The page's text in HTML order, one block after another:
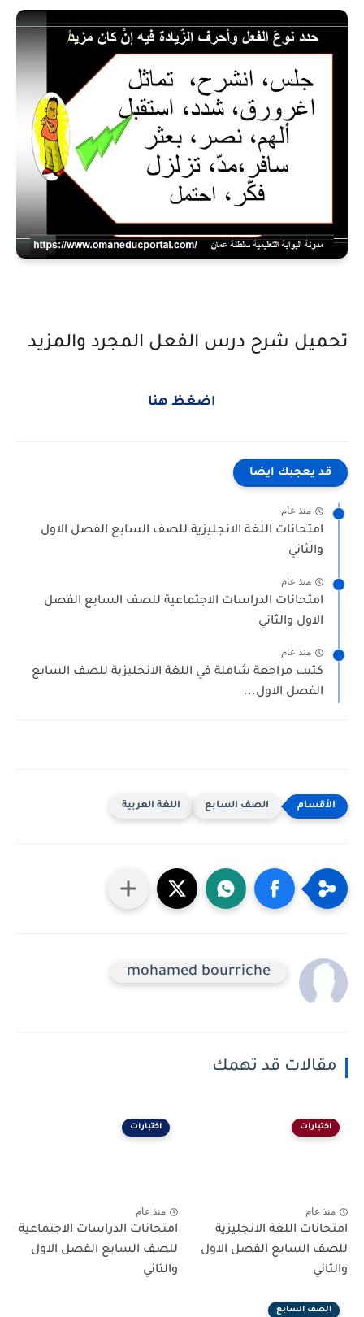
تحميل شرح درس الفعل المجرد والمزيد
اضغظ هنا
قد يعجبك ايضا
منذ عام
امتحانات اللغة الانجليزية للصف السابع الفصل الاول
والثاني
منذ عام
امتحانات الدراسات الاجتماعية للصف السابع الفصل
الاول والثاني
منذ عام
كتيب مراجعة شاملة في اللغة الانجليزية للصف السابع
الفصل الاول...
الصف السابع اللغة العربية
mohamed bourriche
مقالات قد تهمك
اختبارات
منذ عام
امتحانات اللغة الانجليزية
للصف السابع الفصل الاول
والثاني
اختبارات
منذ عام
امتحانات الدراسات الاجتماعية
للصف السابع الفصل الاول
والثاني
الصف السابع